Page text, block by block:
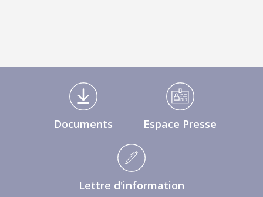
Médiathèque Footer
Documents Espace Presse
Lettre d'information